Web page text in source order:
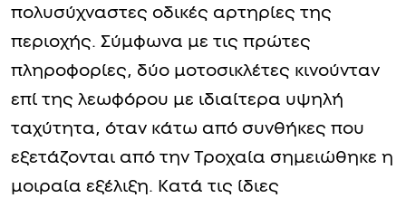
πολυσύχναστες οδικές αρτηρίες της
περιοχής. Σύμφωνα με τις πρώτες
πληροφορίες, δύο μοτοσικλέτες κινούνταν
επί της λεωφόρου με ιδιαίτερα υψηλή
ταχύτητα, όταν κάτω από συνθήκες που
εξετάζονται από την Τροχαία σημειώθηκε η
μοιραία εξέλιξη. Κατά τις ίδιες